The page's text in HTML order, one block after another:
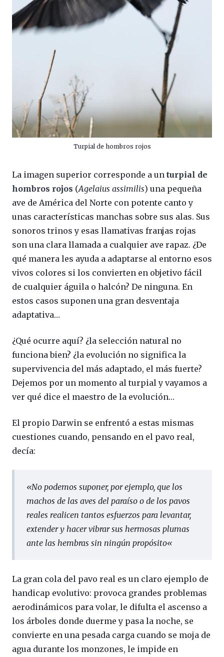
Turpial de hombros rojos
La imagen superior corresponde a un turpial de
hombros rojos (Agelaius assimilis) una pequeña
ave de América del Norte con potente canto y
unas características manchas sobre sus alas. Sus
sonoros trinos y esas llamativas franjas rojas
son una clara llamada a cualquier ave rapaz. ¿De
qué manera les ayuda a adaptarse al entorno esos
vivos colores si los convierten en objetivo fácil
de cualquier águila o halcón? De ninguna. En
estos casos suponen una gran desventaja
adaptativa…
¿Qué ocurre aquí? ¿la selección natural no
funciona bien? ¿la evolución no significa la
supervivencia del más adaptado, el más fuerte?
Dejemos por un momento al turpial y vayamos a
ver qué dice el maestro de la evolución…
El propio Darwin se enfrentó a estas mismas
cuestiones cuando, pensando en el pavo real,
decía:
«No podemos suponer, por ejemplo, que los
machos de las aves del paraíso o de los pavos
reales realicen tantos esfuerzos para levantar,
extender y hacer vibrar sus hermosas plumas
ante las hembras sin ningún propósito«
La gran cola del pavo real es un claro ejemplo de
handicap evolutivo: provoca grandes problemas
aerodinámicos para volar, le difulta el ascenso a
los árboles donde duerme y pasa la noche, se
convierte en una pesada carga cuando se moja de
agua durante los monzones, le impide en